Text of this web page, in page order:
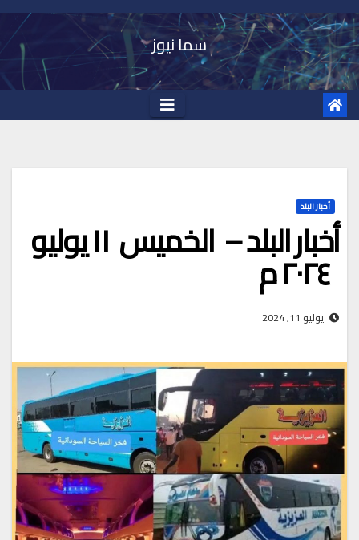
Skip
to
content
سما نيوز
أخبار البلد
أخبار البلد – الخميس ١١ يوليو
٢٠٢٤ م
يوليو 11, 2024